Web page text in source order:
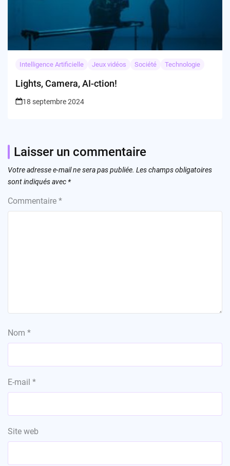
Intelligence Artificielle Jeux vidéos Société Technologie
Lights, Camera, AI-ction!
18 septembre 2024
Laisser un commentaire
Votre adresse e-mail ne sera pas publiée. Les champs obligatoires
sont indiqués avec *
Commentaire *
Nom *
E-mail *
Site web